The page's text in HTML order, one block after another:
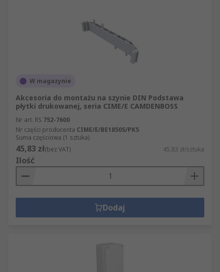
W magazynie
Akcesoria do montażu na szynie DIN Podstawa
płytki drukowanej, seria CIME/E CAMDENBOSS
Nr art. RS 752-7600
Nr części producenta CIME/E/BE1850S/PK5
Suma częściowa (1 sztuka)
45,83 zł(bez VAT) 45,83 zł/sztuka
Ilość
Dodaj